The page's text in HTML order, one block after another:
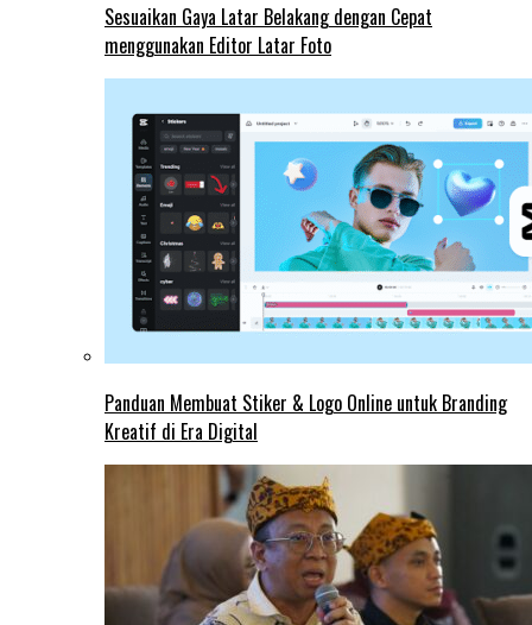
Sesuaikan Gaya Latar Belakang dengan Cepat
menggunakan Editor Latar Foto
Panduan Membuat Stiker & Logo Online untuk Branding
Kreatif di Era Digital